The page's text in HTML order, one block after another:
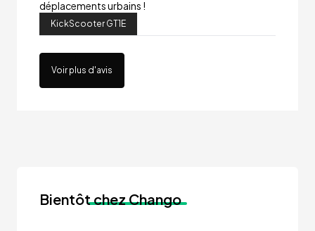
déplacements urbains !
KickScooter GT1E
Voir plus d'avis
Bientôtchez Chango